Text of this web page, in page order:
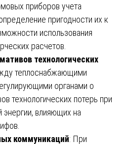
приборов учета
пригодности их к
использования
расчетов.
технологических
теплоснабжающими
органами о
технологических потерь при
энергии, влияющих на
коммуникаций: При